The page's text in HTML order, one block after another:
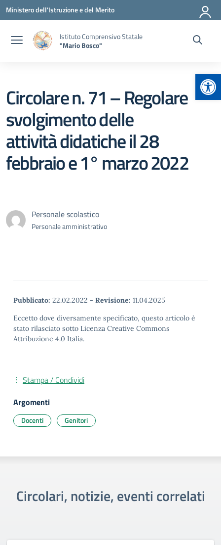
Vai ai contenuti
Vai al menu di navigazione
Vai al footer
Ministero dell'Istruzione e del Merito
Istituto Comprensivo Statale
"Mario Bosco"
Circolare n. 71 – Regolare
svolgimento delle
attività didatiche il 28
febbraio e 1° marzo 2022
Personale scolastico
Personale amministrativo
Pubblicato: 22.02.2022 - Revisione: 11.04.2025
Eccetto dove diversamente specificato, questo articolo è
stato rilasciato sotto Licenza Creative Commons
Attribuzione 4.0 Italia.
Stampa / Condividi
Argomenti
Docenti Genitori
Circolari, notizie, eventi correlati